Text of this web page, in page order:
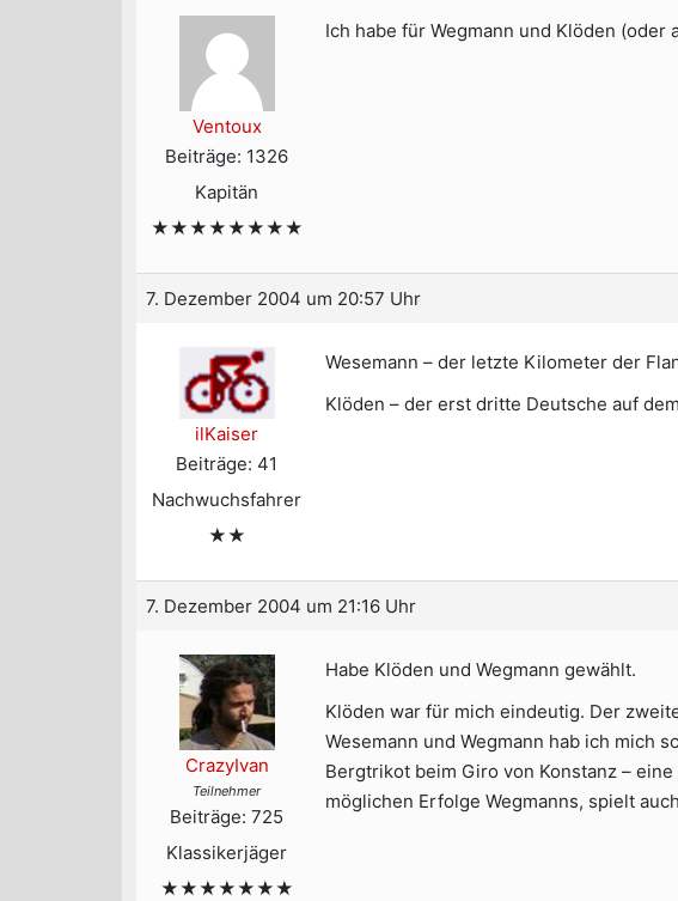
Ventoux
Beiträge: 1326
Kapitän
★★★★★★★★
Ich habe für Wegmann und Klöden (oder
7. Dezember 2004 um 20:57 Uhr
ilKaiser
Beiträge: 41
Nachwuchsfahrer
★★
Wesemann – der letzte Kilometer der
Klöden – der erst dritte Deutsche auf
7. Dezember 2004 um 21:16 Uhr
CrazyIvan
Teilnehmer
Beiträge: 725
Klassikerjäger
★★★★★★★
Habe Klöden und Wegmann gewählt.
Klöden war für mich eindeutig. Der
Wesemann und Wegmann hab ich mich
Bergtrikot beim Giro von Konstanz –
möglichen Erfolge Wegmanns, spielt